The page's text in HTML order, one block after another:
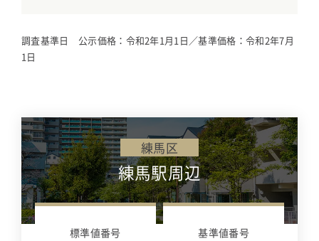
調査基準日 公示価格：令和2年1月1日／基準価格：令和2年7月
1日
練馬区
練馬駅周辺
標準値番号 基準値番号